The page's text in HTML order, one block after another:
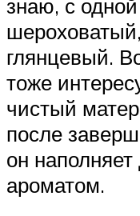
знаю, с
глянцевый.
тоже
чистый
после
он
ароматом.